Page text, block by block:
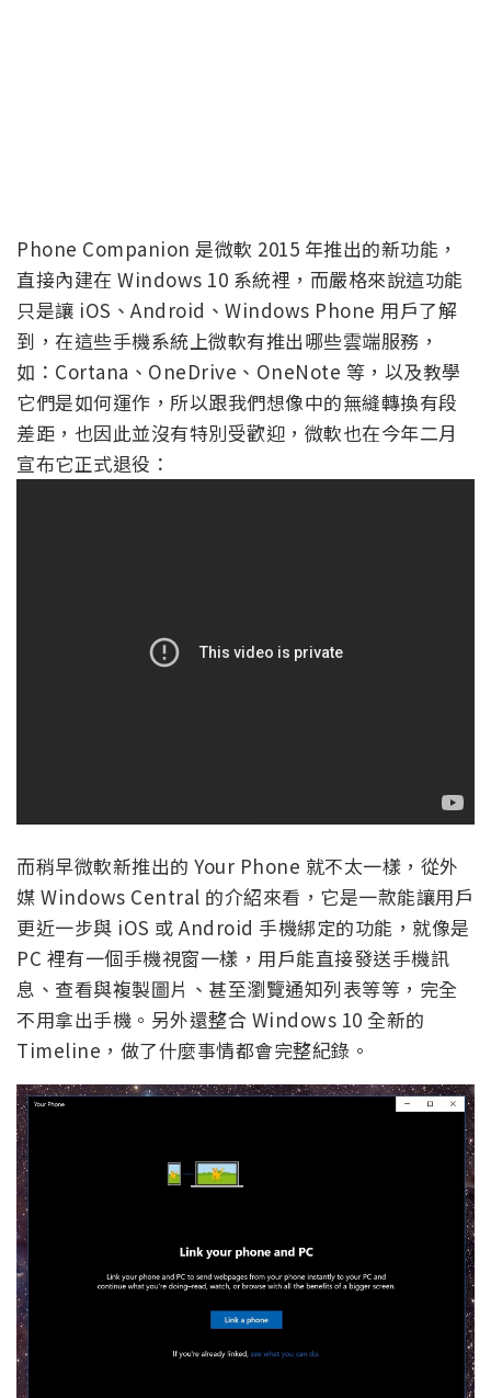
Phone Companion 是微軟 2015 年推出的新功能，
直接內建在 Windows 10 系統裡，而嚴格來說這功能
只是讓 iOS、Android、Windows Phone 用戶了解
到，在這些手機系統上微軟有推出哪些雲端服務，
如：Cortana、OneDrive、OneNote 等，以及教學
它們是如何運作，所以跟我們想像中的無縫轉換有段
差距，也因此並沒有特別受歡迎，微軟也在今年二月
宣布它正式退役：
而稍早微軟新推出的 Your Phone 就不太一樣，從外
媒 Windows Central 的介紹來看，它是一款能讓用戶
更近一步與 iOS 或 Android 手機綁定的功能，就像是
PC 裡有一個手機視窗一樣，用戶能直接發送手機訊
息、查看與複製圖片、甚至瀏覽通知列表等等，完全
不用拿出手機。另外還整合 Windows 10 全新的
Timeline，做了什麼事情都會完整紀錄。